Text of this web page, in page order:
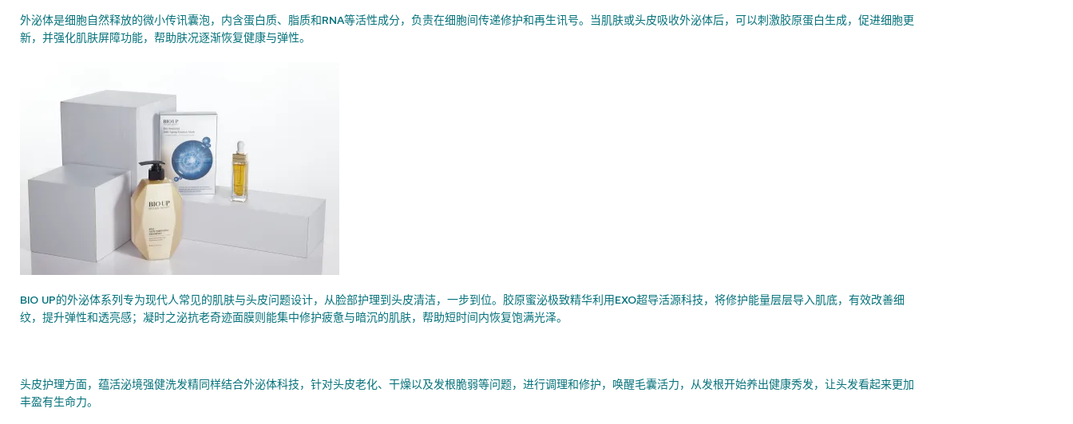
外泌体是细胞自然释放的微小传讯囊泡，内含蛋白质、脂质和RNA等活性成分，负责在细胞间传递修护和再生讯号。当肌肤或头皮吸收外泌体后，可以刺激胶原蛋白生成，促进细胞更
新，并强化肌肤屏障功能，帮助肤况逐渐恢复健康与弹性。
BIO UP的外泌体系列专为现代人常见的肌肤与头皮问题设计，从脸部护理到头皮清洁，一步到位。胶原蜜泌极致精华利用EXO超导活源科技，将修护能量层层导入肌底，有效改善细
纹，提升弹性和透亮感；凝时之泌抗老奇迹面膜则能集中修护疲惫与暗沉的肌肤，帮助短时间内恢复饱满光泽。
头皮护理方面，蕴活泌境强健洗发精同样结合外泌体科技，针对头皮老化、干燥以及发根脆弱等问题，进行调理和修护，唤醒毛囊活力，从发根开始养出健康秀发，让头发看起来更加
丰盈有生命力。